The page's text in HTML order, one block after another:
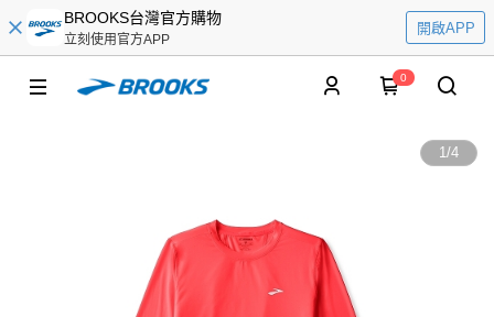
BROOKS台灣官方購物
立刻使用官方APP
開啟APP
0
1/4